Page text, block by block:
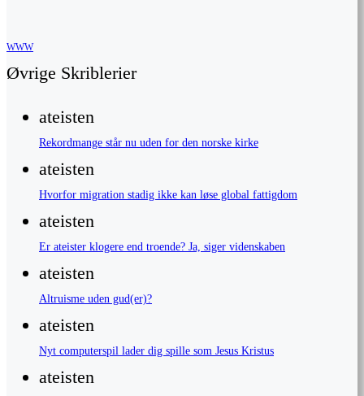
WWW
Øvrige Skriblerier
ateisten
Rekordmange står nu uden for den norske kirke
ateisten
Hvorfor migration stadig ikke kan løse global fattigdom
ateisten
Er ateister klogere end troende? Ja, siger videnskaben
ateisten
Altruisme uden gud(er)?
ateisten
Nyt computerspil lader dig spille som Jesus Kristus
ateisten